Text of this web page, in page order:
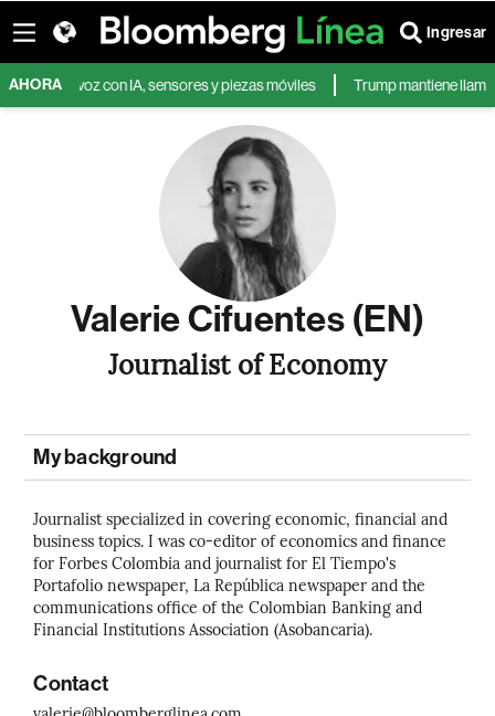
Ingresar
AHORA
un altavoz con IA, sensores y piezas móviles Trump mantiene
Valerie Cifuentes (EN)
Journalist of Economy
My background
Journalist specialized in covering economic, financial and
business topics. I was co-editor of economics and finance
for Forbes Colombia and journalist for El Tiempo's
Portafolio newspaper, La República newspaper and the
communications office of the Colombian Banking and
Financial Institutions Association (Asobancaria).
Contact